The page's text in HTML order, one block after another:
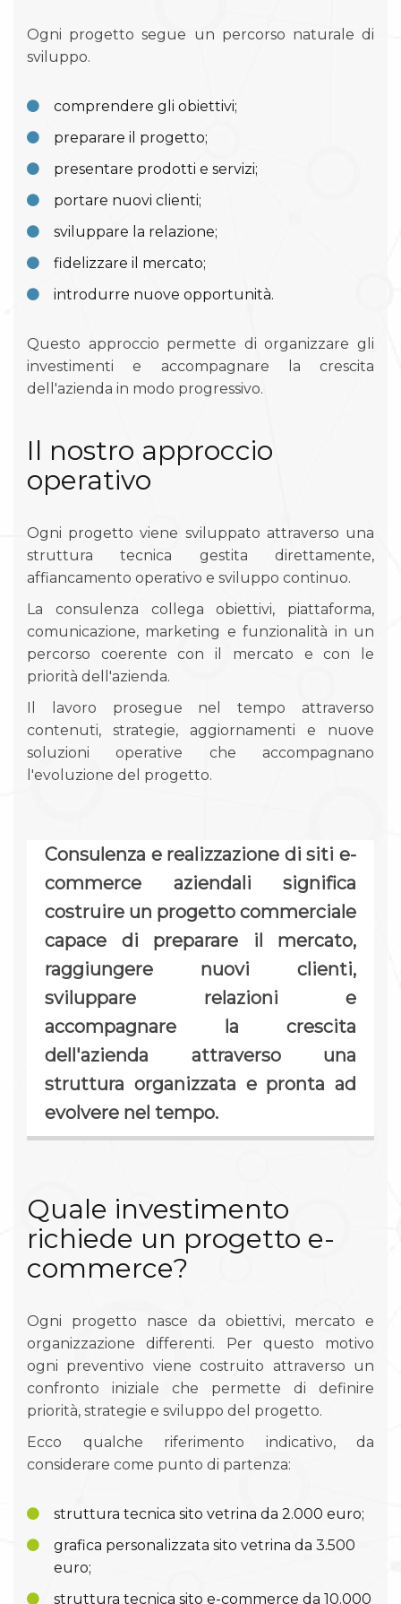
Ogni progetto segue un percorso naturale di
sviluppo.
comprendere gli obiettivi;
preparare il progetto;
presentare prodotti e servizi;
portare nuovi clienti;
sviluppare la relazione;
fidelizzare il mercato;
introdurre nuove opportunità.
Questo approccio permette di organizzare gli
investimenti e accompagnare la crescita
dell'azienda in modo progressivo.
Il nostro approccio
operativo
Ogni progetto viene sviluppato attraverso una
struttura tecnica gestita direttamente,
affiancamento operativo e sviluppo continuo.
La consulenza collega obiettivi, piattaforma,
comunicazione, marketing e funzionalità in un
percorso coerente con il mercato e con le
priorità dell'azienda.
Il lavoro prosegue nel tempo attraverso
contenuti, strategie, aggiornamenti e nuove
soluzioni operative che accompagnano
l'evoluzione del progetto.
Consulenza e realizzazione di siti e-
commerce aziendali significa
costruire un progetto commerciale
capace di preparare il mercato,
raggiungere nuovi clienti,
sviluppare relazioni e
accompagnare la crescita
dell'azienda attraverso una
struttura organizzata e pronta ad
evolvere nel tempo.
Quale investimento
richiede un progetto e-
commerce?
Ogni progetto nasce da obiettivi, mercato e
organizzazione differenti. Per questo motivo
ogni preventivo viene costruito attraverso un
confronto iniziale che permette di definire
priorità, strategie e sviluppo del progetto.
Ecco qualche riferimento indicativo, da
considerare come punto di partenza:
struttura tecnica sito vetrina da 2.000 euro;
grafica personalizzata sito vetrina da 3.500
euro;
struttura tecnica sito e-commerce da 10.000